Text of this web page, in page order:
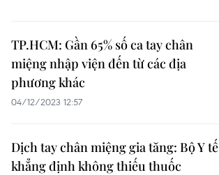
TP.HCM: Gần 65% số ca tay chân
miệng nhập viện đến từ các địa
phương khác
04/12/2023 12:57
Dịch tay chân miệng gia tăng: Bộ Y tế
khẳng định không thiếu thuốc